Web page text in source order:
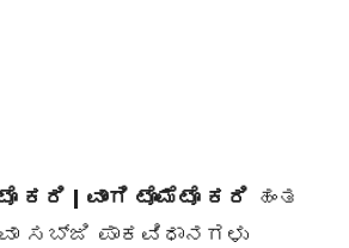
ಕರಿ | ವಾಂಗಿ ಟೊಮೆಟೊ ಕರಿ ಹಂತ
ಸಬ್ಜಿ ಪಾಕವಿಧಾನಗಳು